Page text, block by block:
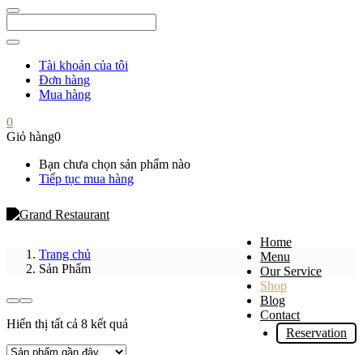
Tài khoản của tôi
Đơn hàng
Mua hàng
0
Giỏ hàng0
Bạn chưa chọn sản phẩm nào
Tiếp tục mua hàng
Home
Menu
Our Service
Shop
Blog
Contact
Reservation
Trang chủ
Sản Phẩm
Hiển thị tất cả 8 kết quả